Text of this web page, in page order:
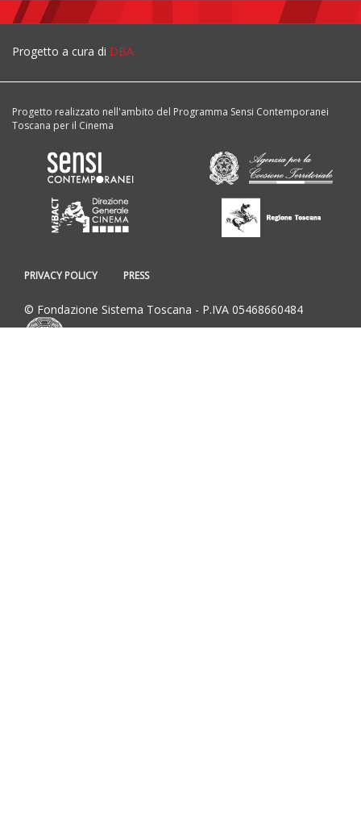
Progetto a cura di DBA
Progetto realizzato nell'ambito del Programma Sensi Contemporanei
Toscana per il Cinema
PRIVACY POLICY PRESS
© Fondazione Sistema Toscana - P.IVA 05468660484